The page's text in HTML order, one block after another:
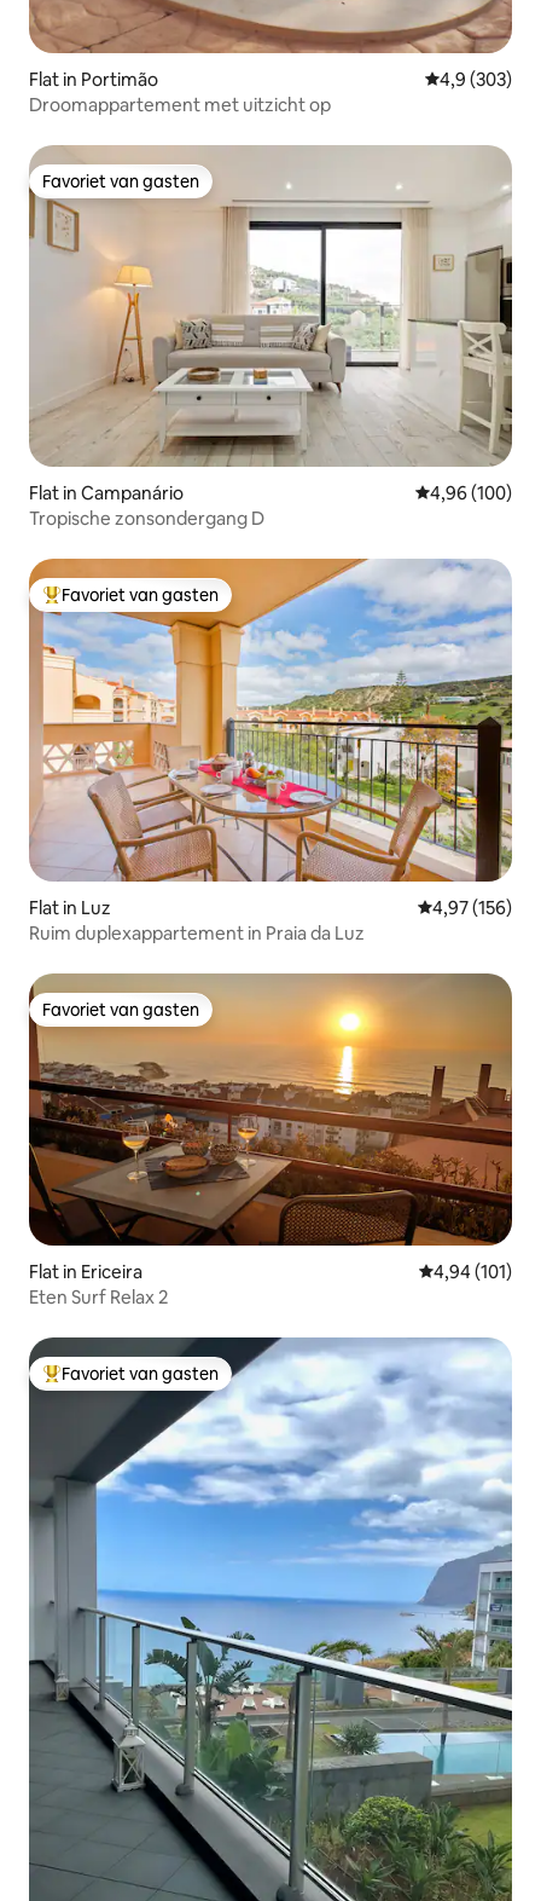
Flat in Portimão Gemiddelde
4,9 (303)
Droomappartement met uitzicht op
Favoriet van gasten
Favoriet van gasten
Flat in Campanário Gemiddelde
4,96 (100)
Tropische zonsondergang D
Topfavoriet van gasten
Favoriet van gasten
Flat in Luz Gemiddelde
4,97 (156)
Ruim duplexappartement in Praia da Luz
Favoriet van gasten
Favoriet van gasten
Flat in Ericeira Gemiddelde
4,94 (101)
Eten Surf Relax 2
Topfavoriet van gasten
Favoriet van gasten